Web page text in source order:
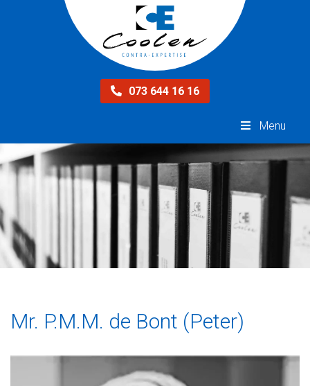
073 644 16 16
Menu
Mr. P.M.M. de Bont (Peter)